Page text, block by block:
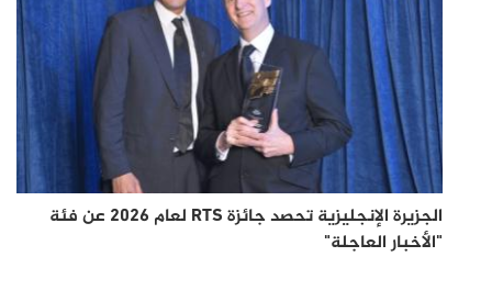
الجزيرة الإنجليزية تحصد جائزة RTS لعام 2026 عن فئة
"الأخبار العاجلة"